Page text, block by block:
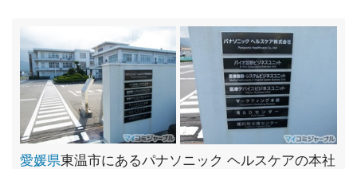
愛媛県東温市にあるパナソニック ヘルスケアの本社